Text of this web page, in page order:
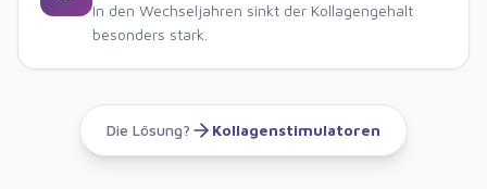
In den Wechseljahren sinkt der Kollagengehalt
besonders stark.
Die Lösung? Kollagenstimulatoren